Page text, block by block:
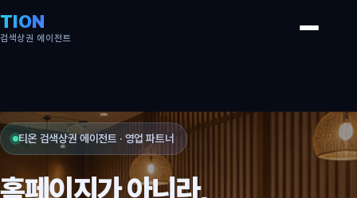
TION
검색상권 에이전트
티온 검색상권 에이전트 · 영업 파트너
홈페이지가 아니라,